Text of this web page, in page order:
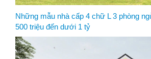
Những mẫu nhà cấp 4 chữ L 3 phòng
500 triệu đến dưới 1 tỷ